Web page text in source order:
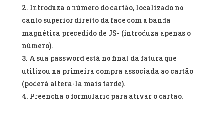
Introduza o número do cartão, localizado no
canto superior direito da face com a banda
magnética precedido de JS- (introduza apenas o
número).
A sua password está no final da fatura que
utilizou na primeira compra associada ao cartão
(poderá altera-la mais tarde).
Preencha o formulário para ativar o cartão.